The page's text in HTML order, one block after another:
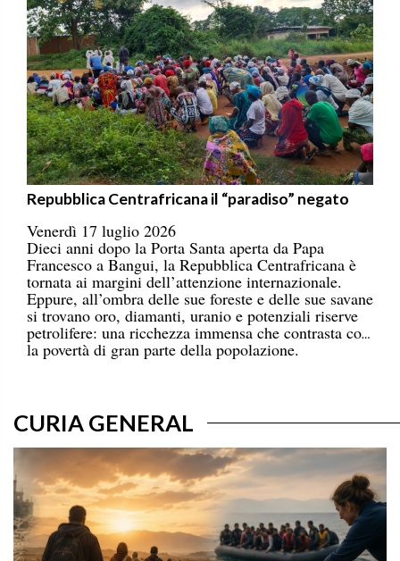
Repubblica Centrafricana il “paradiso” negato
Venerdì 17 luglio 2026
Dieci anni dopo la Porta Santa aperta da Papa
Francesco a Bangui, la Repubblica Centrafricana è
tornata ai margini dell’attenzione internazionale.
Eppure, all’ombra delle sue foreste e delle sue savane
si trovano oro, diamanti, uranio e potenziali riserve
petrolifere: una ricchezza immensa che contrasta con
la povertà di gran parte della popolazione.
CURIA GENERAL